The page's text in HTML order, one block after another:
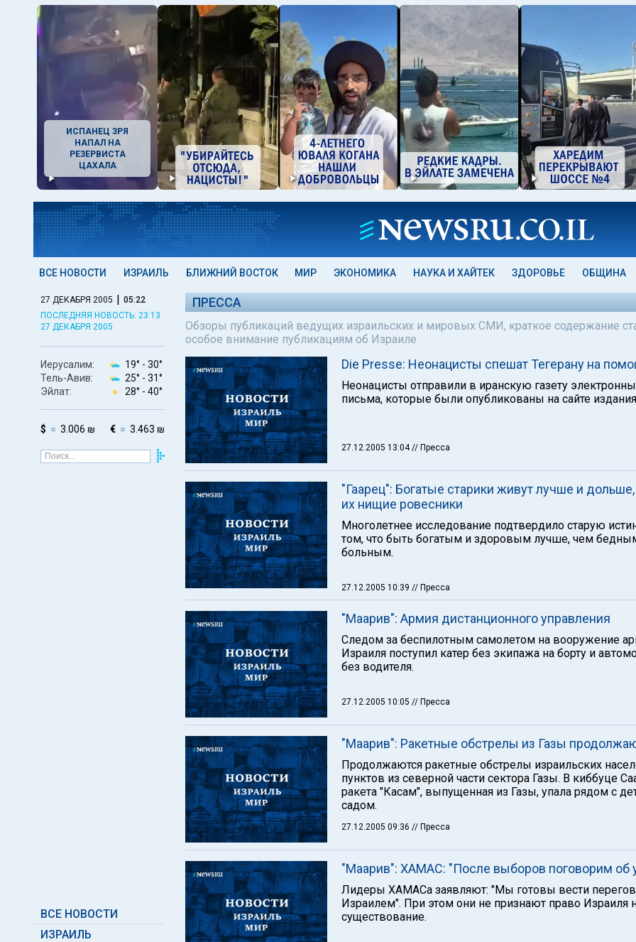
ИСПАНЕЦ ЗРЯ
НАПАЛ НА
РЕЗЕРВИСТА
ЦАХАЛА
ВСЕ НОВОСТИ ИЗРАИЛЬ БЛИЖНИЙ ВОСТОК МИР ЭКОНОМИКА НАУКА И ХАЙТЕК ЗДОРОВЬЕ ОБЩИНА
27 ДЕКАБРЯ 2005 | 05:22
ПОСЛЕДНЯЯ НОВОСТЬ: 23:13
27 ДЕКАБРЯ 2005
Иерусалим: 19° - 30°
Тель-Авив:
25° - 31°
Эйлат:
28° - 40°
$ 3.006 ₪ € 3.463 ₪
ВСЕ НОВОСТИ
ИЗРАИЛЬ
ПРЕССА
Обзоры публикаций ведущих израильских и мировых СМИ, краткое содержание
особое внимание публикациям об Израиле
Die Presse: Неонацисты спешат Тегерану на
Неонацисты отправили в иранскую газету
письма, которые были опубликованы на сайте
27.12.2005 13:04// Пресса
"Гаарец": Богатые старики живут лучше и
их нищие ровесники
Многолетнее исследование подтвердило старую
том, что быть богатым и здоровым лучше, чем
больным.
27.12.2005 10:39 // Пресса
"Маарив": Армия дистанционного управления
Следом за беспилотным самолетом на вооружение
Израиля поступил катер без экипажа на борту и
без водителя.
27.12.2005 10:05 // Пресса
"Маарив": Ракетные обстрелы из Газы
Продолжаются ракетные обстрелы израильских
пунктов из северной части сектора Газы. В киббуце
ракета "Касам", выпущенная из Газы, упала рядом с
садом.
27.12.2005 09:36 // Пресса
"Маарив": ХАМАС: "После выборов поговорим об
Лидеры ХАМАСа заявляют: "Мы готовы вести
Израилем". При этом они не признают право Израиля
существование.